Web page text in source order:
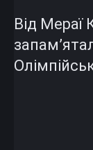
Від Мераї